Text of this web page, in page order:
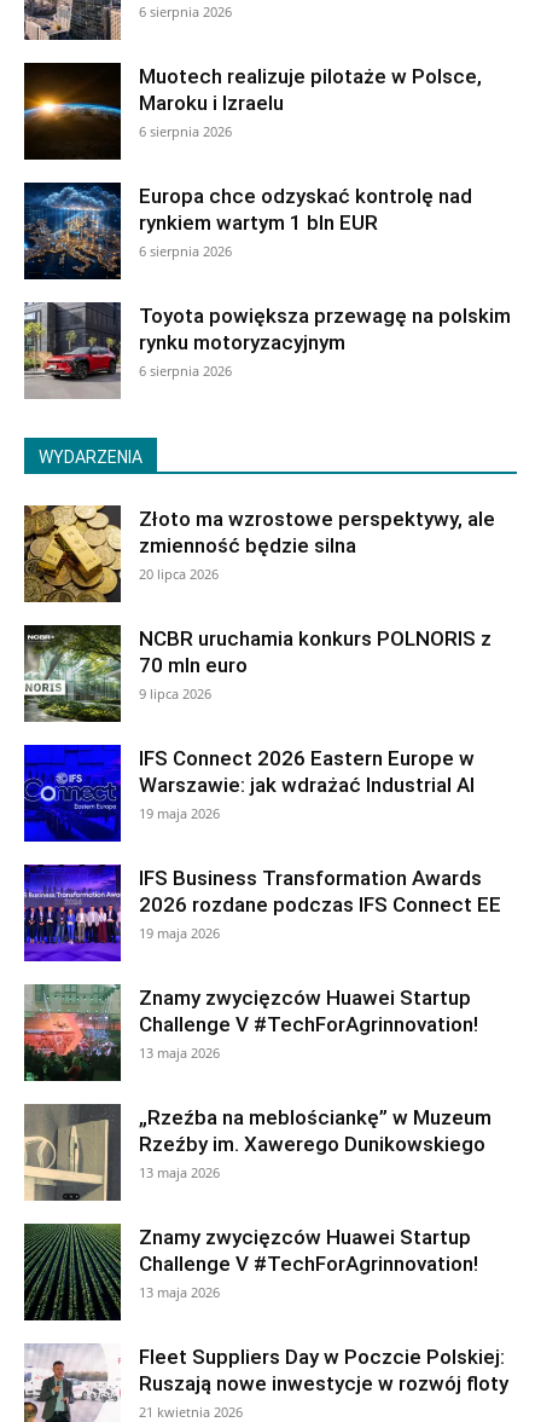
6 sierpnia 2026
Muotech realizuje pilotaże w Polsce,
Maroku i Izraelu
6 sierpnia 2026
Europa chce odzyskać kontrolę nad
rynkiem wartym 1 bln EUR
6 sierpnia 2026
Toyota powiększa przewagę na polskim
rynku motoryzacyjnym
6 sierpnia 2026
WYDARZENIA
Złoto ma wzrostowe perspektywy, ale
zmienność będzie silna
20 lipca 2026
NCBR uruchamia konkurs POLNORIS z
70 mln euro
9 lipca 2026
IFS Connect 2026 Eastern Europe w
Warszawie: jak wdrażać Industrial AI
19 maja 2026
IFS Business Transformation Awards
2026 rozdane podczas IFS Connect EE
19 maja 2026
Znamy zwycięzców Huawei Startup
Challenge V #TechForAgrinnovation!
13 maja 2026
„Rzeźba na meblościankę” w Muzeum
Rzeźby im. Xawerego Dunikowskiego
13 maja 2026
Znamy zwycięzców Huawei Startup
Challenge V #TechForAgrinnovation!
13 maja 2026
Fleet Suppliers Day w Poczcie Polskiej:
Ruszają nowe inwestycje w rozwój floty
21 kwietnia 2026